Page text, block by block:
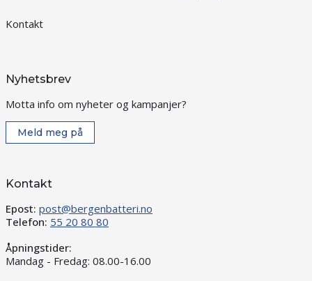
Kontakt
Nyhetsbrev
Motta info om nyheter og kampanjer?
Meld meg på
Kontakt
Epost: post@bergenbatteri.no
Telefon: 55 20 80 80
Åpningstider:
Mandag - Fredag: 08.00-16.00